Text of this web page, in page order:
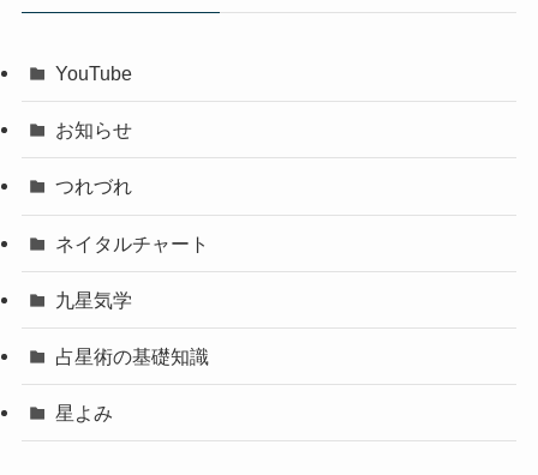
YouTube
お知らせ
つれづれ
ネイタルチャート
九星気学
占星術の基礎知識
星よみ